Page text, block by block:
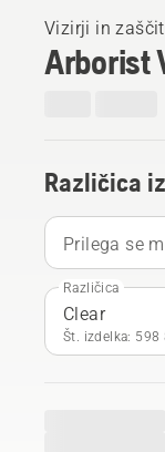
Vizirji in
Arborist
Različica
Prilega se
Različica
Clear
Št. izdelka: 598